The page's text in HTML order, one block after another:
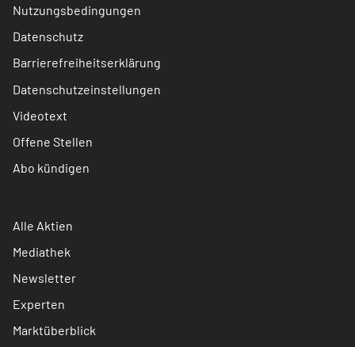
Nutzungsbedingungen
Datenschutz
Barrierefreiheitserklärung
Datenschutzeinstellungen
Videotext
Offene Stellen
Abo kündigen
Alle Aktien
Mediathek
Newsletter
Experten
Marktüberblick